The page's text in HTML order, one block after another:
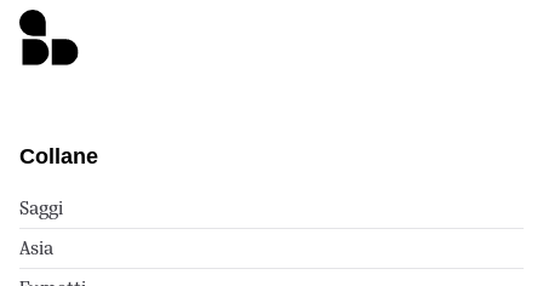
Collane
Saggi
Asia